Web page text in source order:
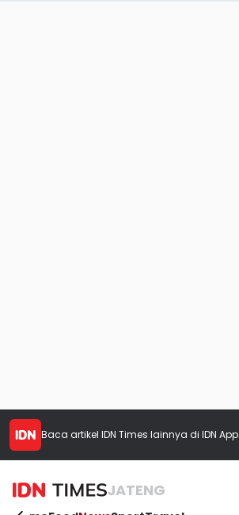
Baca artikel IDN Times lainnya di IDN App
JATENG